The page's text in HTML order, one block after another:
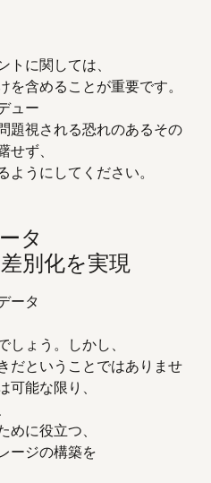
トに関しては、
含めることが重要です。
ュー
題視される恐れのあるその
ず、
うにしてください。
タ
別化を実現
ータ
しょう。しかし、
だということではありませ
可能な限り、
に役立つ、
ージの構築を